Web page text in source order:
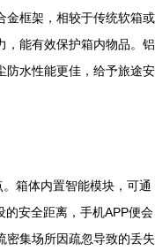
金框架，相较于传统软箱或
，能有效保护箱内物品。铝
防水性能更佳，给予旅途安
箱体内置智能模块，可通
的安全距离，手机APP便会
密集场所因疏忽导致的丢失